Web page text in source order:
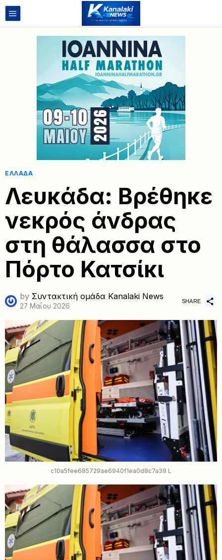
ΕΛΛΆΔΑ
Λευκάδα: Βρέθηκε
νεκρός άνδρας
στη θάλασσα στο
Πόρτο Κατσίκι
by Συντακτική ομάδα Kanalaki News
27 Μαΐου 2026
SHARE
c10a5fee685729ae6940f1ea0d8c7a39 L